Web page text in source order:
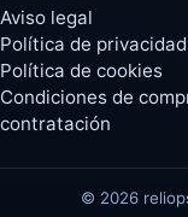
Aviso legal
Política de privacidad
Política de cookies
Condiciones de
contratación
© 2026